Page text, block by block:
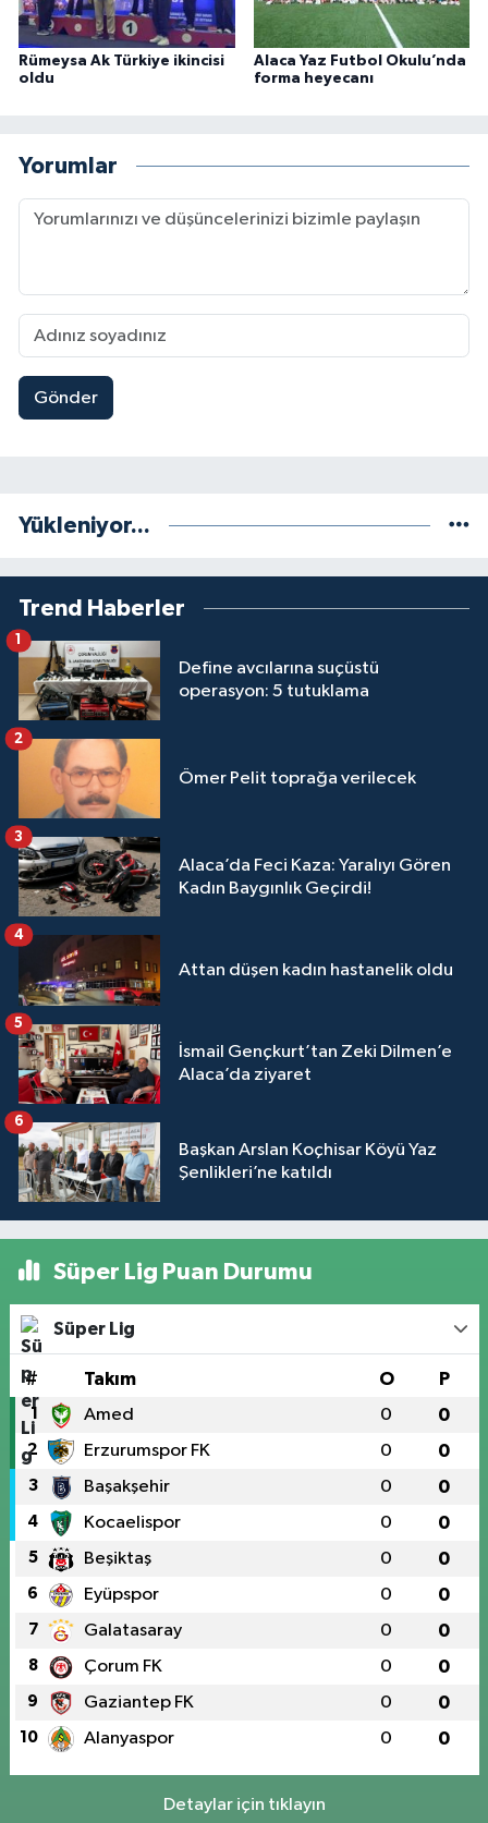
Rümeysa Ak Türkiye ikincisi
oldu
Alaca Yaz Futbol Okulu’nda
forma heyecanı
Yorumlar
Gönder
Yükleniyor...
Trend Haberler
Define avcılarına suçüstü
operasyon: 5 tutuklama
1
Ömer Pelit toprağa verilecek
2
Alaca’da Feci Kaza: Yaralıyı Gören
Kadın Baygınlık Geçirdi!
3
Attan düşen kadın hastanelik oldu
4
İsmail Gençkurt’tan Zeki Dilmen’e
Alaca’da ziyaret
5
Başkan Arslan Koçhisar Köyü Yaz
Şenlikleri’ne katıldı
6
Süper Lig Puan Durumu
Süper Lig
# Takım O P
1 Amed 0 0
2 Erzurumspor FK 0 0
3 Başakşehir 0 0
4 Kocaelispor 0 0
5 Beşiktaş 0 0
6 Eyüpspor 0 0
7 Galatasaray 0 0
8 Çorum FK 0 0
9 Gaziantep FK 0 0
10 Alanyaspor 0 0
Detaylar için tıklayın